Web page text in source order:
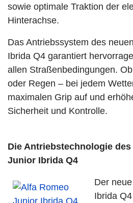
sowie optimale Traktion der
Hinterachse.
Das Antriebssystem des
Ibrida Q4 garantiert
allen Straßenbedingungen.
oder Regen – bei jedem
maximalen Grip auf und
Sicherheit und Kontrolle.
Die Antriebstechnologie
Junior Ibrida Q4
Der
Ibrida